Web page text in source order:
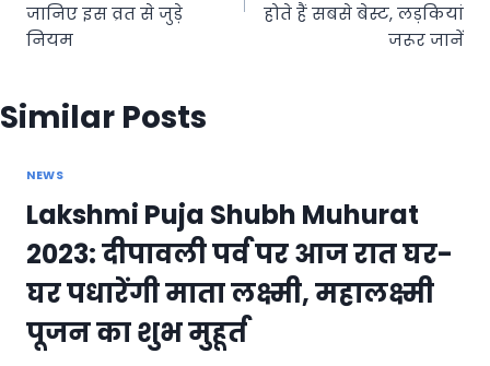
जानिए इस व्रत से जुड़े
नियम
होते हैं सबसे बेस्ट, लड़कियां
जरूर जानें
Similar Posts
NEWS
Lakshmi Puja Shubh Muhurat
2023: दीपावली पर्व पर आज रात घर-
घर पधारेंगी माता लक्ष्मी, महालक्ष्मी
पूजन का शुभ मुहूर्त